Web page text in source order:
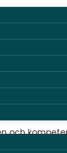
vårt team
och